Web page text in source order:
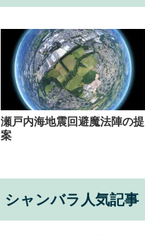
瀬戸内海地震回避魔法陣の提
案
シャンバラ人気記事